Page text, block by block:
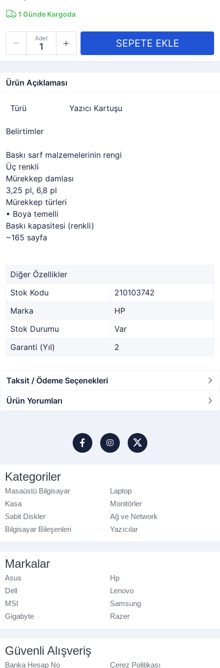
1 Günde Kargoda
Adet
Ürün Açıklaması
Türü Yazıcı Kartuşu
Belirtimler
Baskı sarf malzemelerinin rengi
Üç renkli
Mürekkep damlası
3,25 pl, 6,8 pl
Mürekkep türleri
• Boya temelli
Baskı kapasitesi (renkli)
~165 sayfa
Diğer Özellikler
Stok Kodu
210103742
Marka
HP
Stok Durumu
Var
Garanti (Yıl)
2
Taksit / Ödeme Seçenekleri
Ürün Yorumları
Kategoriler
Masaüstü Bilgisayar
Laptop
Kasa
Monitörler
Sabit Diskler
Ağ ve Network
Bilgisayar Bileşenleri
Yazıcılar
Markalar
Asus
Hp
Dell
Lenovo
MSI
Samsung
Gigabyte
Razer
Güvenli Alışveriş
Banka Hesap No Çerez Politikası